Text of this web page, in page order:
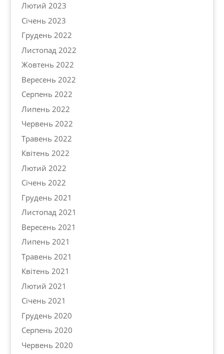
Лютий 2023
Січень 2023
Грудень 2022
Листопад 2022
Жовтень 2022
Вересень 2022
Серпень 2022
Липень 2022
Червень 2022
Травень 2022
Квітень 2022
Лютий 2022
Січень 2022
Грудень 2021
Листопад 2021
Вересень 2021
Липень 2021
Травень 2021
Квітень 2021
Лютий 2021
Січень 2021
Грудень 2020
Серпень 2020
Червень 2020